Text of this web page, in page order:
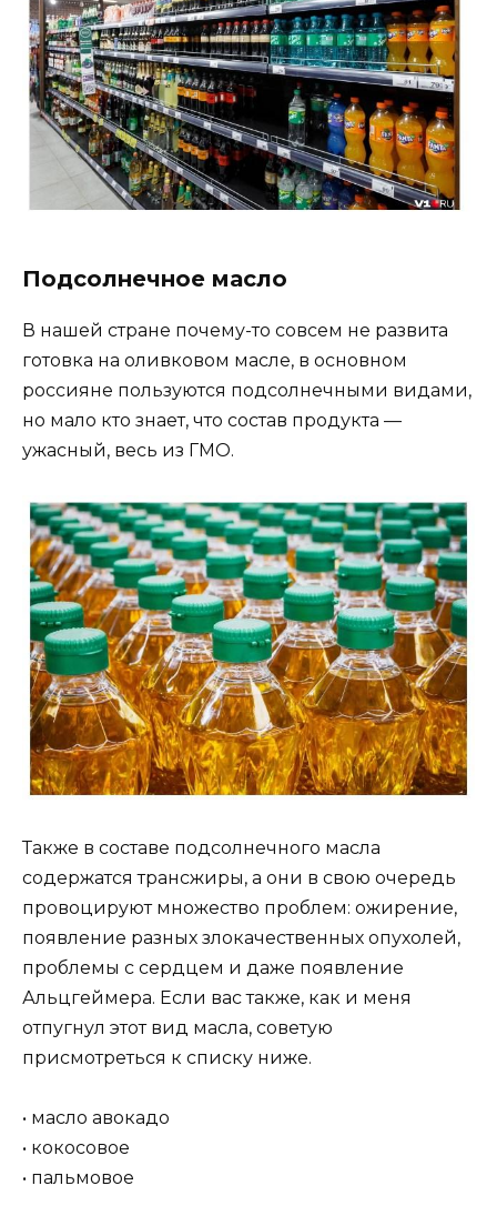
Подсолнечное масло
В нашей стране почему-то совсем не развита
готовка на оливковом масле, в основном
россияне пользуются подсолнечными видами,
но мало кто знает, что состав продукта —
ужасный, весь из ГМО.
Также в составе подсолнечного масла
содержатся трансжиры, а они в свою очередь
провоцируют множество проблем: ожирение,
появление разных злокачественных опухолей,
проблемы с сердцем и даже появление
Альцгеймера. Если вас также, как и меня
отпугнул этот вид масла, советую
присмотреться к списку ниже.
• масло авокадо
• кокосовое
• пальмовое